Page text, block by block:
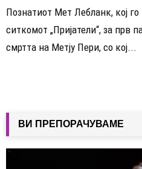
Познатиот Мет Лебланк, кој
ситкомот „Пријатели“, за прв
смртта на Метју Пери, со кој...
ВИ ПРЕПОРАЧУВАМЕ